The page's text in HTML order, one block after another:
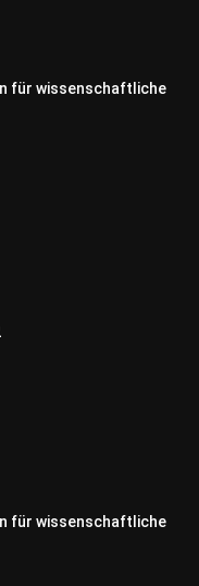
für wissenschaftliche
für wissenschaftliche